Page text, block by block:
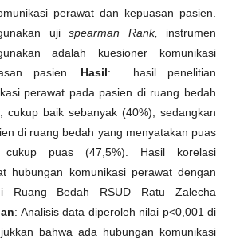
perawat dan kepuasan pasien.
uji spearman Rank, instrumen
adalah kuesioner komunikasi
pasien. Hasil: hasil penelitian
perawat pada pasien di ruang bedah
cukup baik sebanyak (40%), sedangkan
di ruang bedah yang menyatakan puas
cukup puas (47,5%). Hasil korelasi
hubungan komunikasi perawat dengan
Ruang Bedah RSUD Ratu Zalecha
: Analisis data diperoleh nilai p<0,001 di
bahwa ada hubungan komunikasi